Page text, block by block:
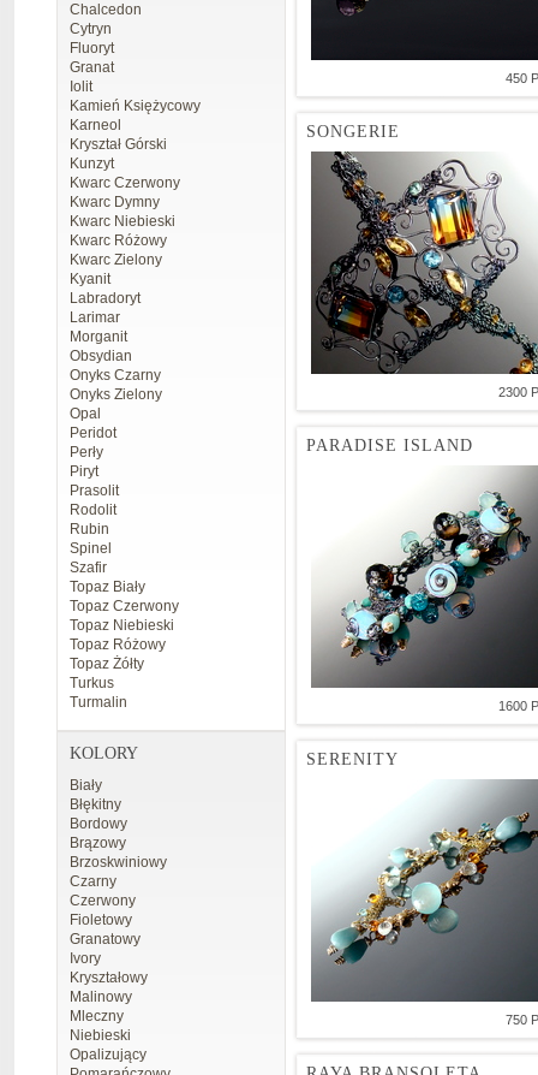
Chalcedon
Cytryn
Fluoryt
Granat
Iolit
Kamień Księżycowy
Karneol
Kryształ Górski
Kunzyt
Kwarc Czerwony
Kwarc Dymny
Kwarc Niebieski
Kwarc Różowy
Kwarc Zielony
Kyanit
Labradoryt
Larimar
Morganit
Obsydian
Onyks Czarny
Onyks Zielony
Opal
Peridot
Perły
Piryt
Prasolit
Rodolit
Rubin
Spinel
Szafir
Topaz Biały
Topaz Czerwony
Topaz Niebieski
Topaz Różowy
Topaz Żółty
Turkus
Turmalin
KOLORY
Biały
Błękitny
Bordowy
Brązowy
Brzoskwiniowy
Czarny
Czerwony
Fioletowy
Granatowy
Ivory
Kryształowy
Malinowy
Mleczny
Niebieski
Opalizujący
450
SONGERIE
2300
PARADISE ISLAND
1600
SERENITY
750